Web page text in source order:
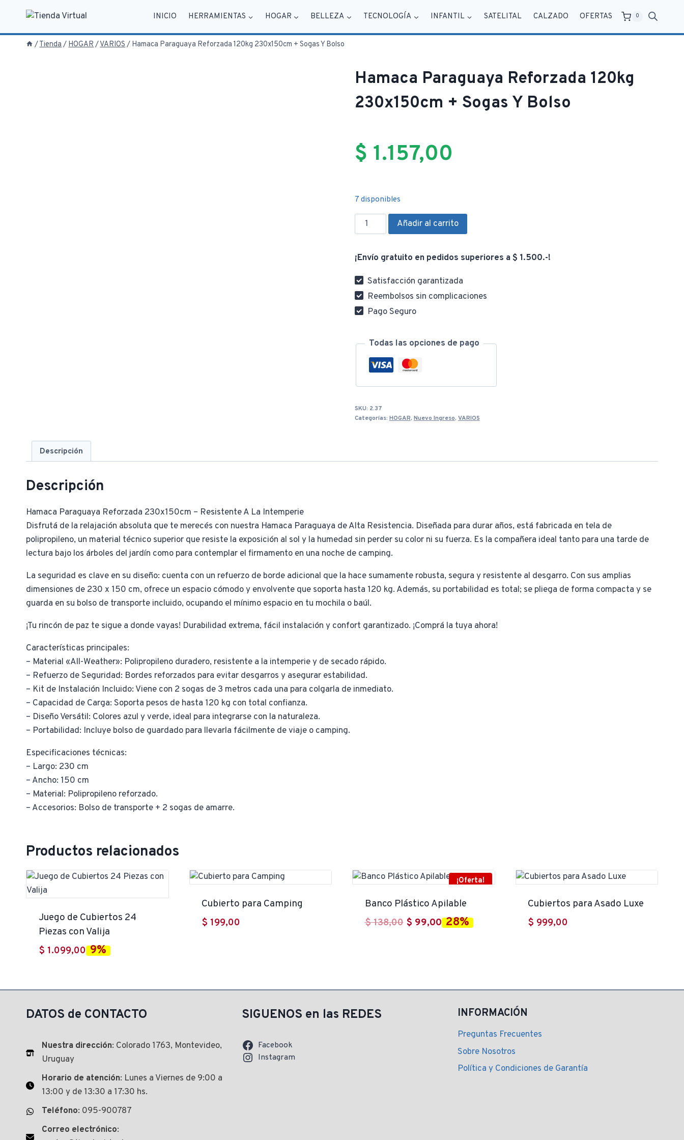
contenido
INICIO HERRAMIENTAS HOGAR BELLEZA TECNOLOGÍA INFANTIL SATELITAL CALZADO OFERTAS 0
/Tienda/HOGAR/VARIOS/ Hamaca Paraguaya Reforzada 120kg 230x150cm + Sogas Y Bolso
Hamaca Paraguaya Reforzada 120kg
230x150cm + Sogas Y Bolso
$ 1.157,00
7 disponibles
Hamaca
Paraguaya
120kg
230x150cm
+
Sogas
Y
cantidad
Añadir al carrito
¡Envío gratuito en pedidos superiores a $ 1.500.-!
Satisfacción garantizada
Reembolsos sin complicaciones
Pago Seguro
Todas las opciones de pago
SKU: 2.37
Categorías: HOGAR, Nuevo Ingreso, VARIOS
Descripción
Descripción
Hamaca Paraguaya Reforzada 230x150cm – Resistente A La Intemperie
Disfrutá de la relajación absoluta que te merecés con nuestra Hamaca Paraguaya de Alta Resistencia. Diseñada para durar años, está fabricada en tela de
polipropileno, un material técnico superior que resiste la exposición al sol y la humedad sin perder su color ni su fuerza. Es la compañera ideal tanto para una tarde de
lectura bajo los árboles del jardín como para contemplar el firmamento en una noche de camping.
La seguridad es clave en su diseño: cuenta con un refuerzo de borde adicional que la hace sumamente robusta, segura y resistente al desgarro. Con sus amplias
dimensiones de 230 x 150 cm, ofrece un espacio cómodo y envolvente que soporta hasta 120 kg. Además, su portabilidad es total; se pliega de forma compacta y se
guarda en su bolso de transporte incluido, ocupando el mínimo espacio en tu mochila o baúl.
¡Tu rincón de paz te sigue a donde vayas! Durabilidad extrema, fácil instalación y confort garantizado. ¡Comprá la tuya ahora!
Características principales:
– Material «All-Weather»: Polipropileno duradero, resistente a la intemperie y de secado rápido.
– Refuerzo de Seguridad: Bordes reforzados para evitar desgarros y asegurar estabilidad.
– Kit de Instalación Incluido: Viene con 2 sogas de 3 metros cada una para colgarla de inmediato.
– Capacidad de Carga: Soporta pesos de hasta 120 kg con total confianza.
– Diseño Versátil: Colores azul y verde, ideal para integrarse con la naturaleza.
– Portabilidad: Incluye bolso de guardado para llevarla fácilmente de viaje o camping.
Especificaciones técnicas:
– Largo: 230 cm
– Ancho: 150 cm
– Material: Polipropileno reforzado.
– Accesorios: Bolso de transporte + 2 sogas de amarre.
Productos relacionados
Juego de Cubiertos 24
Piezas con Valija
$ 1.099,00 9%
Cubierto para Camping
$ 199,00
¡Oferta!
Banco Plástico Apilable
$138,00 El
$ 99,00El28%
Cubiertos para Asado Luxe
$ 999,00
DATOS de CONTACTO
Nuestra dirección: Colorado 1763, Montevideo,
Uruguay
Horario de atención: Lunes a Viernes de 9:00 a
13:00 y de 13:30 a 17:30 hs.
Teléfono: 095-900787
Correo electrónico:
SIGUENOS en las REDES
Facebook
Instagram
INFORMACIÓN
Preguntas Frecuentes
Sobre Nosotros
Política y Condiciones de Garantía